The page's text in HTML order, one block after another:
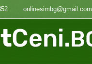
onlinesimbg@gmail.com